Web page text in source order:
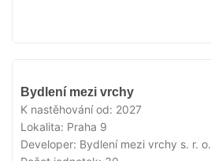
Bydlení mezi vrchy
K nastěhování od: 2027
Lokalita: Praha 9
Developer: Bydlení mezi vrchy s. r. o.